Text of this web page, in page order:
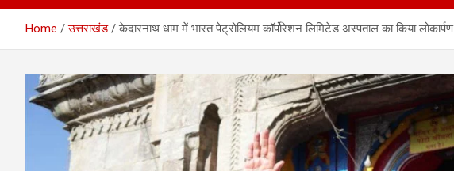
Home उत्तराखंड केदारनाथ धाम में भारत पेट्रोलियम कॉर्पोरेशन लिमिटेड अस्पताल का किया लोकार्पण